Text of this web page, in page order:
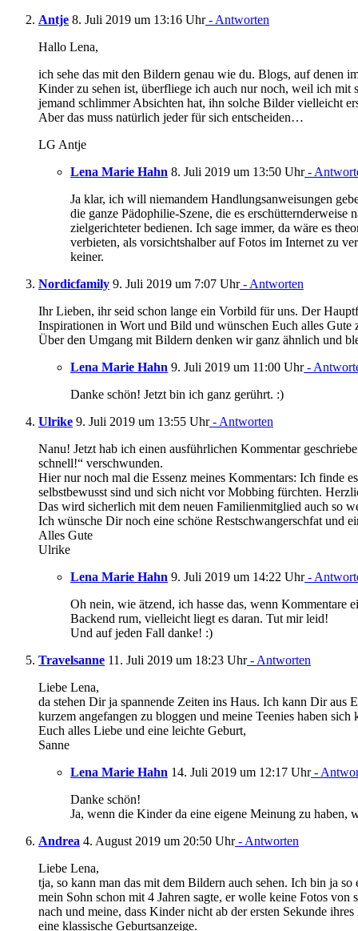
Antje 8. Juli 2019 um 13:16 Uhr- Antworten
Hallo Lena,
ich sehe das mit den Bildern genau wie du. Blogs, auf denen
Kinder zu sehen ist, überfliege ich auch nur noch, weil ich mit
jemand schlimmer Absichten hat, ihn solche Bilder vielleicht
Aber das muss natürlich jeder für sich entscheiden…
LG Antje
Lena Marie Hahn 8. Juli 2019 um 13:50 Uhr-
Ja klar, ich will niemandem Handlungsanweisungen
die ganze Pädophilie-Szene, die es
zielgerichteter bedienen. Ich sage immer, da wäre es
verbieten, als vorsichtshalber auf Fotos im Internet zu
keiner.
Nordicfamily 9. Juli 2019 um 7:07 Uhr- Antworten
Ihr Lieben, ihr seid schon lange ein Vorbild für uns. Der
Inspirationen in Wort und Bild und wünschen Euch alles Gute
Über den Umgang mit Bildern denken wir ganz ähnlich und
Lena Marie Hahn 9. Juli 2019 um 11:00 Uhr-
Danke schön! Jetzt bin ich ganz gerührt. :)
Ulrike 9. Juli 2019 um 13:55 Uhr- Antworten
Nanu! Jetzt hab ich einen ausführlichen Kommentar
schnell!“ verschwunden.
Hier nur noch mal die Essenz meines Kommentars: Ich finde
selbstbewusst sind und sich nicht vor Mobbing fürchten.
Das wird sicherlich mit dem neuen Familienmitglied auch so
Ich wünsche Dir noch eine schöne Restschwangerschfat und
Alles Gute
Ulrike
Lena Marie Hahn 9. Juli 2019 um 14:22 Uhr-
Oh nein, wie ätzend, ich hasse das, wenn
Backend rum, vielleicht liegt es daran. Tut mir leid!
Und auf jeden Fall danke! :)
Travelsanne 11. Juli 2019 um 18:23 Uhr- Antworten
Liebe Lena,
da stehen Dir ja spannende Zeiten ins Haus. Ich kann Dir aus
kurzem angefangen zu bloggen und meine Teenies haben
Euch alles Liebe und eine leichte Geburt,
Sanne
Lena Marie Hahn 14. Juli 2019 um 12:17 Uhr-
Danke schön!
Ja, wenn die Kinder da eine eigene Meinung zu haben,
Andrea 4. August 2019 um 20:50 Uhr- Antworten
Liebe Lena,
tja, so kann man das mit dem Bildern auch sehen. Ich bin ja
mein Sohn schon mit 4 Jahren sagte, er wolle keine Fotos
nach und meine, dass Kinder nicht ab der ersten Sekunde
eine klassische Geburtsanzeige.